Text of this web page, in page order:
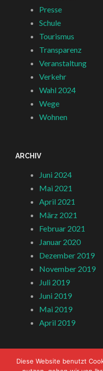
Presse
Schule
Tourismus
Transparenz
Veranstaltung
Verkehr
Wahl 2024
Wege
Wohnen
ARCHIV
Juni 2024
Mai 2021
April 2021
März 2021
Februar 2021
Januar 2020
Dezember 2019
November 2019
Juli 2019
Juni 2019
Mai 2019
April 2019
Diese Website benutzt